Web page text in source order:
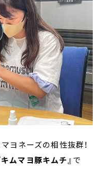
ヨネーズの相性抜群！
キムマヨ豚キムチ』 で